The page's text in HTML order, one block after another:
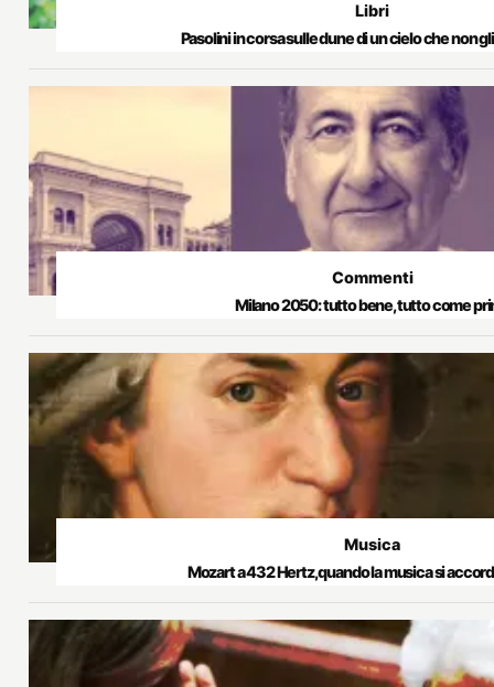
Libri
Pasolini in corsa sulle dune di un cielo che non
Commenti
Milano 2050: tutto bene, tutto come
Musica
Mozart a 432 Hertz, quando la musica si